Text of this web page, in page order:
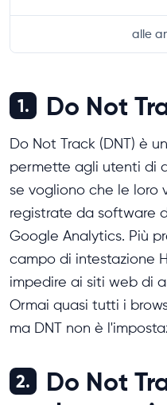
alle
1. Do Not
Do Not Track (DNT) è
permette agli utenti di
se vogliono che le loro
registrate da software
Google Analytics. Più
campo di intestazione
impedire ai siti web di
Ormai quasi tutti i
ma DNT non è
2.
Do Not